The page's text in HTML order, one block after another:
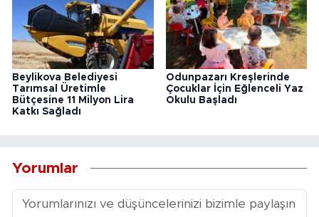
Beylikova Belediyesi
Tarımsal Üretimle
Bütçesine 11 Milyon Lira
Katkı Sağladı
Odunpazarı Kreşlerinde
Çocuklar İçin Eğlenceli Yaz
Okulu Başladı
Yorumlar